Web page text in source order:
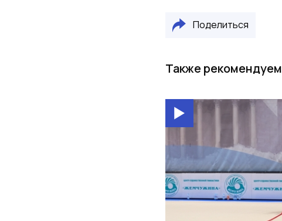
Поделиться
Также рекомендуем